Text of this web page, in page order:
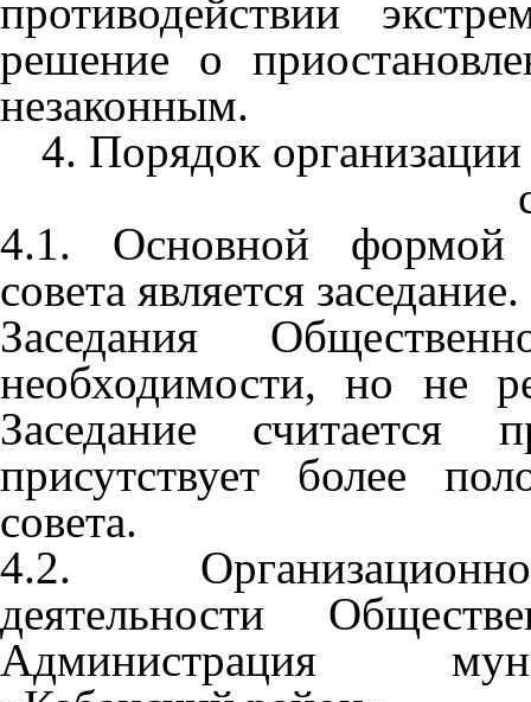
противодействии
решение о
незаконным.
4. Порядок
4.1. Основной формой
совета является заседание.
Заседания
необходимости, но не
Заседание
присутствует более
совета.
4.2.
деятельности
Администрация